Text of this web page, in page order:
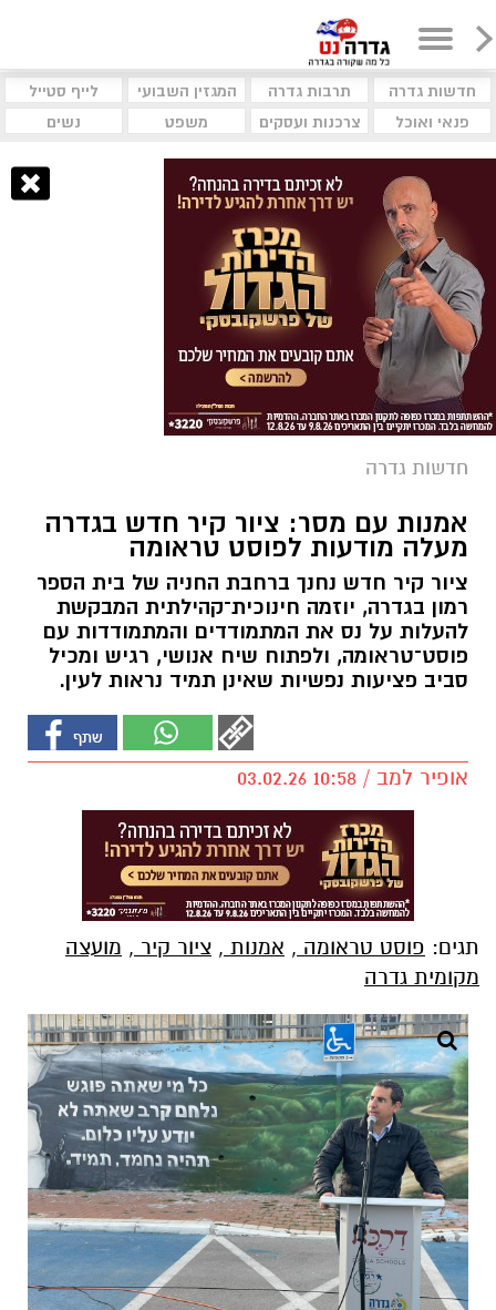
חדשות גדרה תרבות גדרה המגזין השבועי
לייף סטייל
פנאי ואוכל
צרכנות ועסקים משפט נשים
חדשות גדרה
אמנות עם מסר: ציור קיר חדש בגדרה
מעלה מודעות לפוסט טראומה
ציור קיר חדש נחנך ברחבת החניה של בית הספר
רמון בגדרה, יוזמה חינוכית־קהילתית המבקשת
להעלות על נס את המתמודדים והמתמודדות עם
פוסט־טראומה, ולפתוח שיח אנושי, רגיש ומכיל
סביב פציעות נפשיות שאינן תמיד נראות לעין.
אופיר למב / 10:58 03.02.26
תגים: פוסט טראומה , אמנות , ציור קיר , מועצה
מקומית גדרה